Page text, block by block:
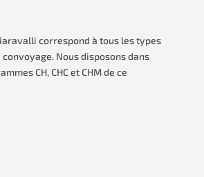
correspond à tous les types
convoyage. Nous disposons dans
CH, CHC et CHM de ce